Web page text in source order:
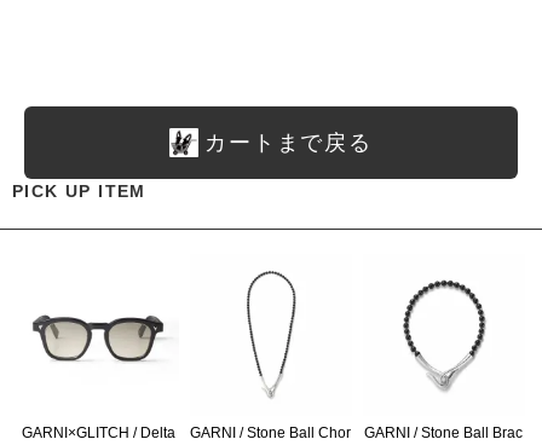
カートまで戻る
PICK UP ITEM
GARNI×GLITCH / Delta
GARNI / Stone Ball Chor
GARNI / Stone Ball Brac